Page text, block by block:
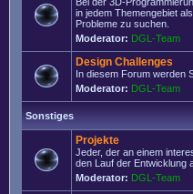
in jedem Themengebiet
Probleme zu suchen.
Moderator: DGL-Team
Design Challenges
In diesem Forum werden
Moderator: DGL-Team
Sonstiges
Projekte
Jeder, der an einem
den Lauf der Entwicklung
Moderator: DGL-Team